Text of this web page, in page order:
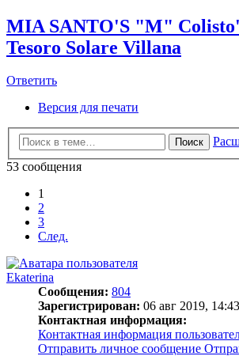
MIA SANTO'S "M"
Tesoro Solare Villana
Ответить
Версия для печати
Поиск
53 сообщения
1
2
3
След.
Ekaterina
Сообщения: 804
Зарегистрирован: 06 авг 2019, 14:43
Контактная информация:
Контактная информация
Отправить личное сообщение